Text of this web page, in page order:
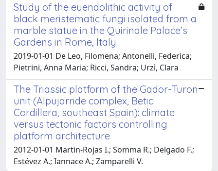
Study of the euendolithic activity of
black meristematic fungi isolated from a
marble statue in the Quirinale Palace’s
Gardens in Rome, Italy
2019-01-01 De Leo, Filomena; Antonelli, Federica;
Pietrini, Anna Maria; Ricci, Sandra; Urzì, Clara
The Triassic platform of the Gador-Turon
unit (Alpujarride complex, Betic
Cordillera, southeast Spain): climate
versus tectonic factors controlling
platform architecture
2012-01-01 Martin-Rojas I.; Somma R.; Delgado F.;
Estévez A.; Iannace A.; Zamparelli V.